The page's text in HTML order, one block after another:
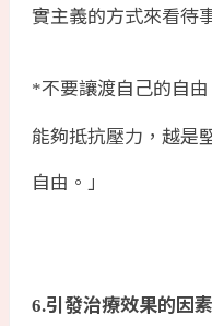
實主義的方式來看待
*不要讓渡自己的自
能夠抵抗壓力，越是
自由。」
6.引發治療效果的因素